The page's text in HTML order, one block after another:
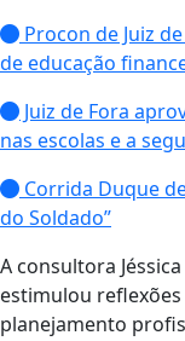
Procon de Juiz
de educação
Juiz de Fora
nas escolas e a
Corrida Duque
do Soldado”
A consultora
estimulou
planejamento